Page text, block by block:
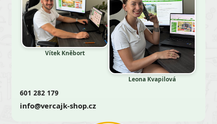
Vítek Kněbort
Leona Kvapilová
601 282 179
info@vercajk-shop.cz